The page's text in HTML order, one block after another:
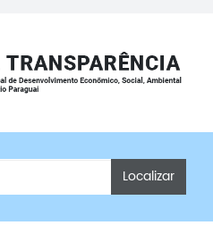
Localizar